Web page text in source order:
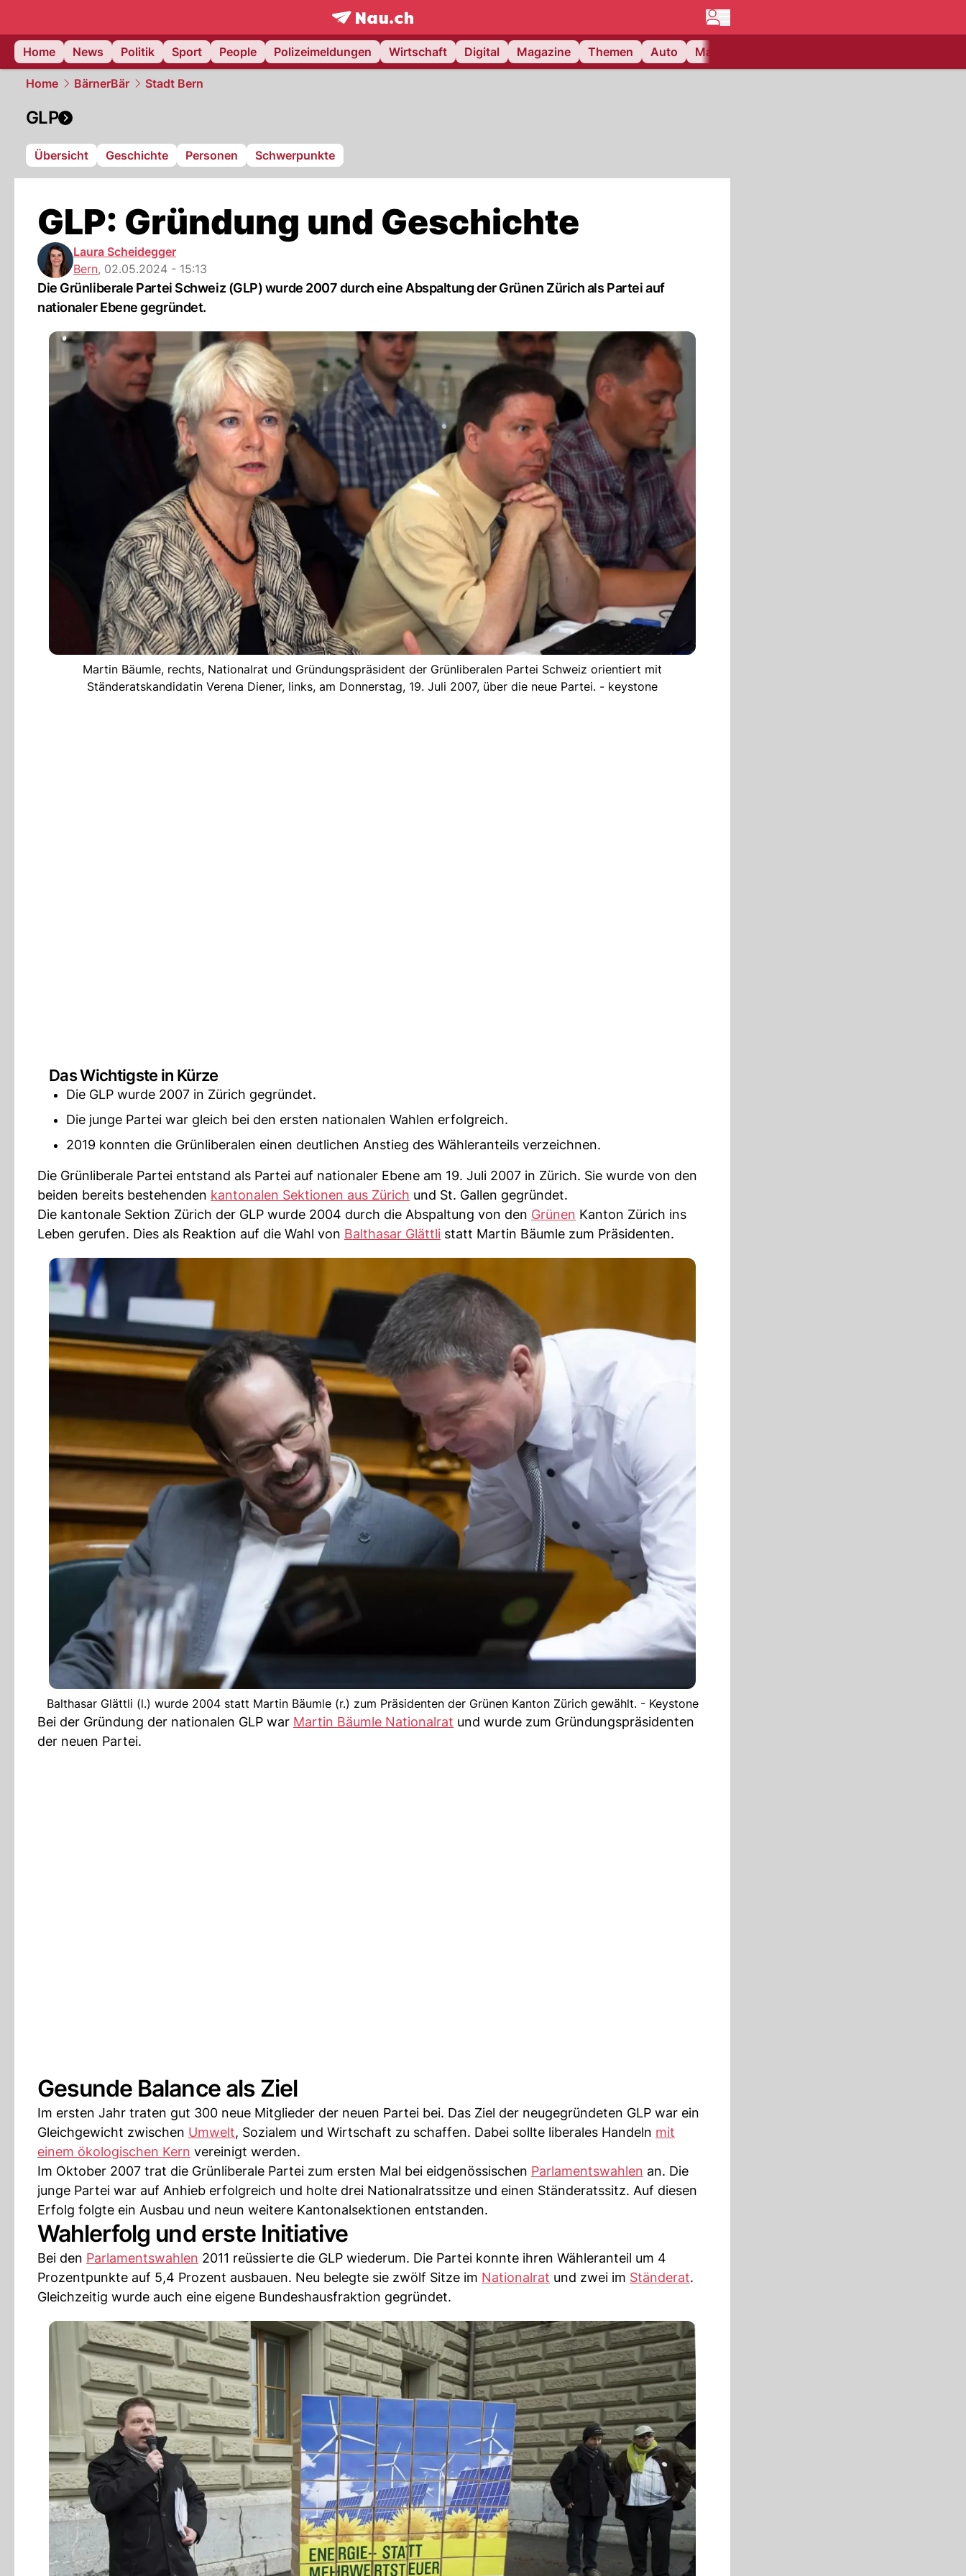
frontpage.NAU.ch
Home
News Politik Sport People Polizeimeldungen Wirtschaft Digital Magazine Themen Auto Matchcenter
Home BärnerBär Stadt Bern
GLP
Übersicht Geschichte Personen Schwerpunkte
GLP: Gründung und Geschichte
Laura Scheidegger
Bern, 02.05.2024 - 15:13
Die Grünliberale Partei Schweiz (GLP) wurde 2007 durch eine Abspaltung der Grünen Zürich als Partei auf
nationaler Ebene gegründet.
Martin Bäumle, rechts, Nationalrat und Gründungspräsident der Grünliberalen Partei Schweiz orientiert mit
Ständeratskandidatin Verena Diener, links, am Donnerstag, 19. Juli 2007, über die neue Partei. - keystone
Das Wichtigste in Kürze
Die GLP wurde 2007 in Zürich gegründet.
Die junge Partei war gleich bei den ersten nationalen Wahlen erfolgreich.
2019 konnten die Grünliberalen einen deutlichen Anstieg des Wähleranteils verzeichnen.
Die Grünliberale Partei entstand als Partei auf nationaler Ebene am 19. Juli 2007 in Zürich. Sie wurde von den
beiden bereits bestehenden kantonalen Sektionen aus Zürich und St. Gallen gegründet.
Die kantonale Sektion Zürich der GLP wurde 2004 durch die Abspaltung von den Grünen Kanton Zürich ins
Leben gerufen. Dies als Reaktion auf die Wahl von Balthasar Glättli statt Martin Bäumle zum Präsidenten.
Balthasar Glättli (l.) wurde 2004 statt Martin Bäumle (r.) zum Präsidenten der Grünen Kanton Zürich gewählt. - Keystone
Bei der Gründung der nationalen GLP war Martin Bäumle Nationalrat und wurde zum Gründungspräsidenten
der neuen Partei.
Gesunde Balance als Ziel
Im ersten Jahr traten gut 300 neue Mitglieder der neuen Partei bei. Das Ziel der neugegründeten GLP war ein
Gleichgewicht zwischen Umwelt, Sozialem und Wirtschaft zu schaffen. Dabei sollte liberales Handeln mit
einem ökologischen Kern vereinigt werden.
Im Oktober 2007 trat die Grünliberale Partei zum ersten Mal bei eidgenössischen Parlamentswahlen an. Die
junge Partei war auf Anhieb erfolgreich und holte drei Nationalratssitze und einen Ständeratssitz. Auf diesen
Erfolg folgte ein Ausbau und neun weitere Kantonalsektionen entstanden.
Wahlerfolg und erste Initiative
Bei den Parlamentswahlen 2011 reüssierte die GLP wiederum. Die Partei konnte ihren Wähleranteil um 4
Prozentpunkte auf 5,4 Prozent ausbauen. Neu belegte sie zwölf Sitze im Nationalrat und zwei im Ständerat.
Gleichzeitig wurde auch eine eigene Bundeshausfraktion gegründet.